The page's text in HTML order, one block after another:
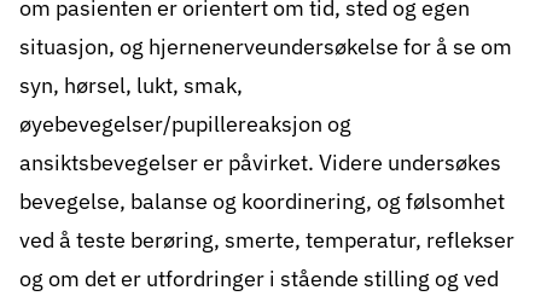
om pasienten er orientert om tid, sted og egen
situasjon, og hjernenerveundersøkelse for å se om
syn, hørsel, lukt, smak,
øyebevegelser/pupillereaksjon og
ansiktsbevegelser er påvirket. Videre undersøkes
bevegelse, balanse og koordinering, og følsomhet
ved å teste berøring, smerte, temperatur, reflekser
og om det er utfordringer i stående stilling og ved